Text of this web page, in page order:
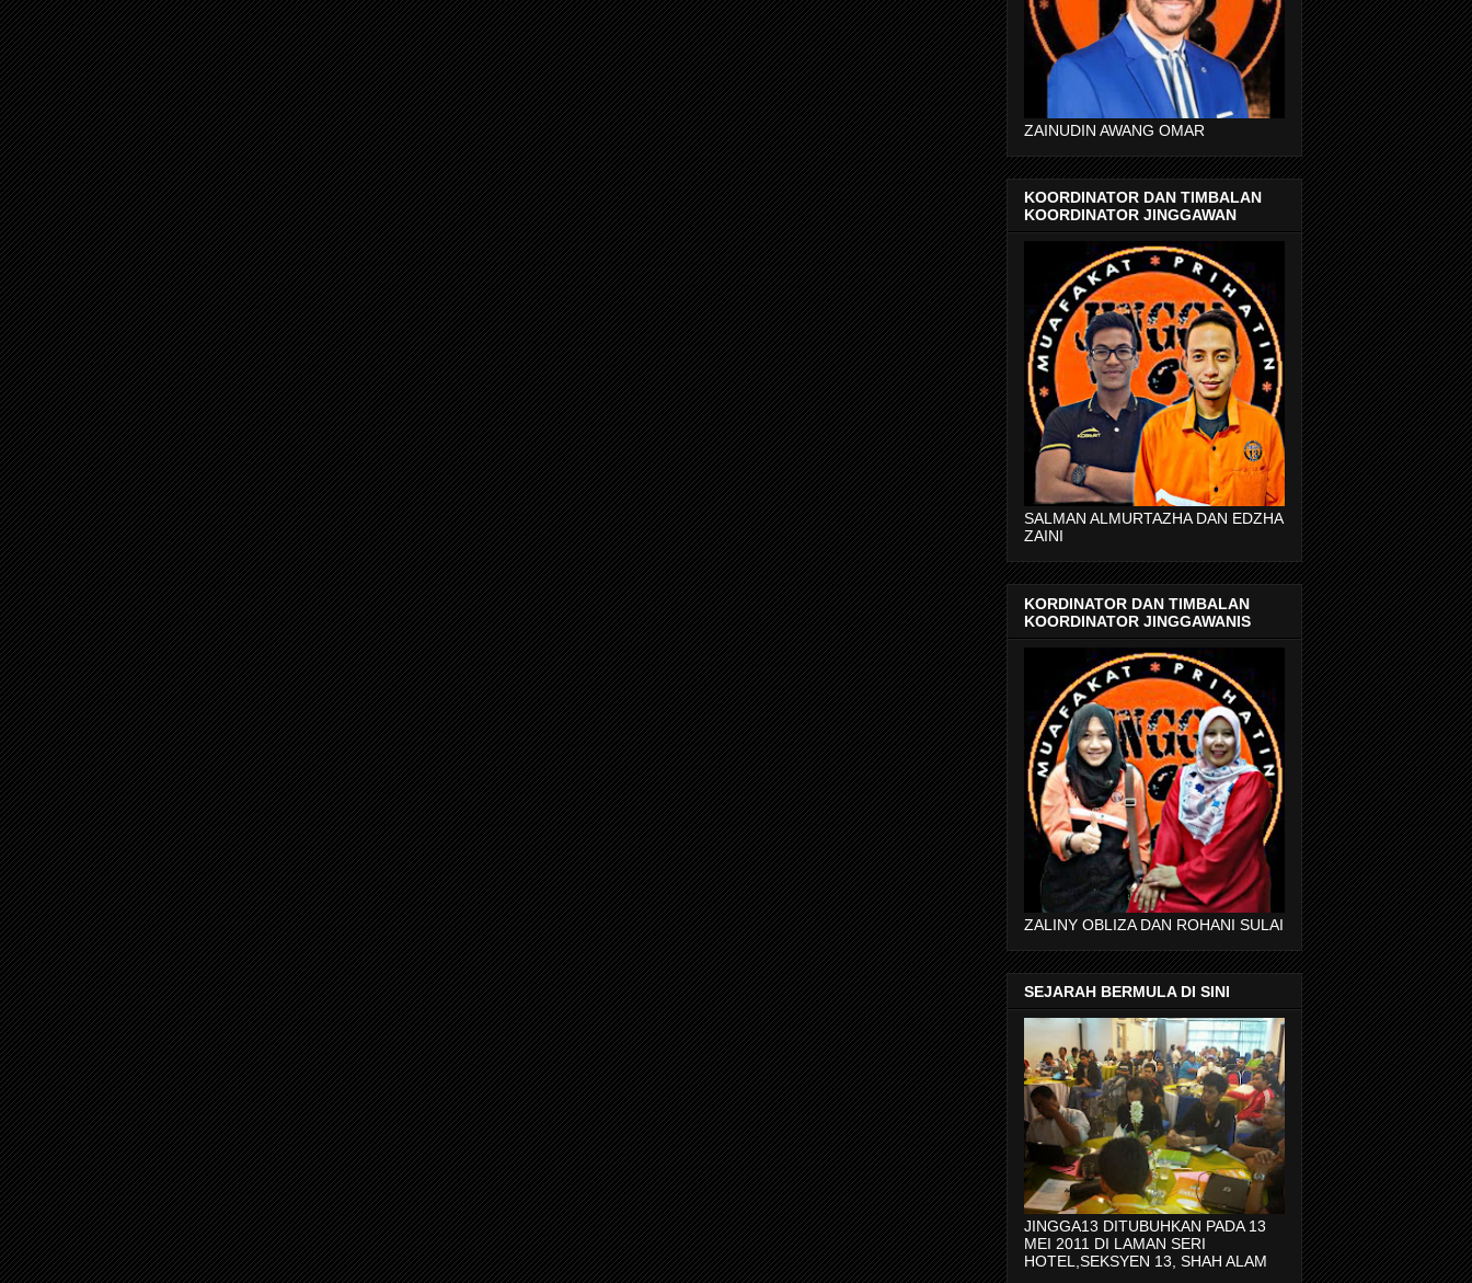
ZAINUDIN AWANG OMAR
KOORDINATOR DAN TIMBALAN
KOORDINATOR JINGGAWAN
SALMAN ALMURTAZHA DAN EDZHA
ZAINI
KORDINATOR DAN TIMBALAN
KOORDINATOR JINGGAWANIS
ZALINY OBLIZA DAN ROHANI SULAI
SEJARAH BERMULA DI SINI
JINGGA13 DITUBUHKAN PADA 13
MEI 2011 DI LAMAN SERI
HOTEL,SEKSYEN 13, SHAH ALAM